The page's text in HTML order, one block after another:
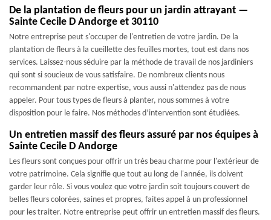
De la plantation de fleurs pour un jardin attrayant —
Sainte Cecile D Andorge et 30110
Notre entreprise peut s'occuper de l'entretien de votre jardin. De la
plantation de fleurs à la cueillette des feuilles mortes, tout est dans nos
services. Laissez-nous séduire par la méthode de travail de nos jardiniers
qui sont si soucieux de vous satisfaire. De nombreux clients nous
recommandent par notre expertise, vous aussi n'attendez pas de nous
appeler. Pour tous types de fleurs à planter, nous sommes à votre
disposition pour le faire. Nos méthodes d’intervention sont étudiées.
Un entretien massif des fleurs assuré par nos équipes à
Sainte Cecile D Andorge
Les fleurs sont conçues pour offrir un très beau charme pour l'extérieur de
votre patrimoine. Cela signifie que tout au long de l'année, ils doivent
garder leur rôle. Si vous voulez que votre jardin soit toujours couvert de
belles fleurs colorées, saines et propres, faites appel à un professionnel
pour les traiter. Notre entreprise peut offrir un entretien massif des fleurs.